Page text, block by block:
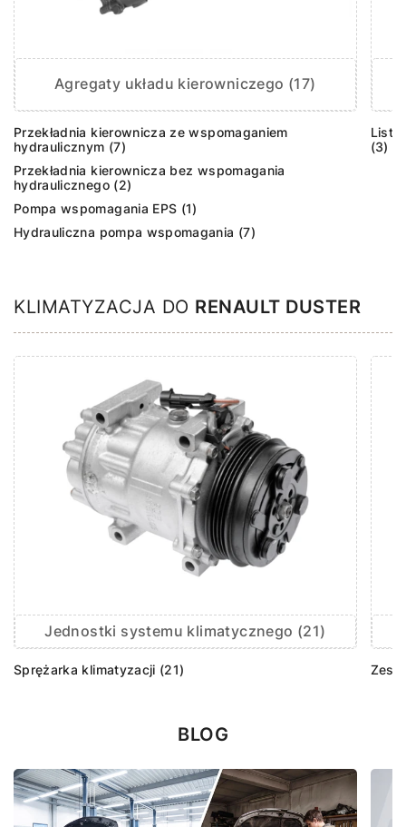
Agregaty układu kierowniczego (17)
Przekładnia kierownicza ze wspomaganiem
hydraulicznym (7)
Przekładnia kierownicza bez wspomagania
hydraulicznego (2)
Pompa wspomagania EPS (1)
Hydrauliczna pompa wspomagania (7)
(3)
KLIMATYZACJA DO RENAULT DUSTER
Jednostki systemu klimatycznego (21)
Sprężarka klimatyzacji (21)
BLOG